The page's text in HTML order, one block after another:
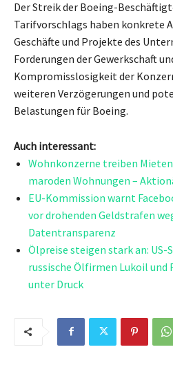
Der Streik der Boeing-
Tarifvorschlags haben konkrete
Geschäfte und Projekte des
Forderungen der Gewerkschaft
Kompromisslosigkeit der
weiteren Verzögerungen und
Belastungen für Boeing.
Auch interessant:
Wohnkonzerne treiben
maroden Wohnungen –
EU-Kommission warnt
vor drohenden Geldstrafen
Datentransparenz
Ölpreise steigen stark an: US-
russische Ölfirmen Lukoil und
unter Druck